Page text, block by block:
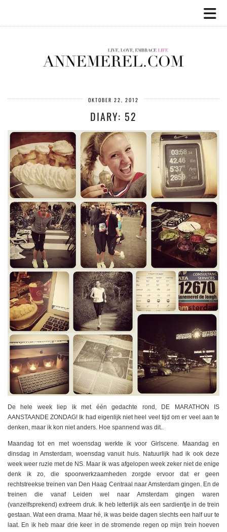
OKTOBER 22, 2012
DIARY: 52
De hele week liep ik met één gedachte rond, DE MARATHON IS
AANSTAANDE ZONDAG! Ik had eigenlijk niet heel veel tijd om er veel aan te
denken, maar ik kon niet anders. Hoe spannend was dit..
Maandag tot en met woensdag werkte ik voor Girlscene. Maandag en
dinsdag in Amsterdam, woensdag vanuit huis. Natuurlijk had ik ook deze
week weer ruzie met de NS. Maar ik was afgelopen week zeker niet de enige
denk ik zo, die spoorwerkzaamheden zorgde ervoor dat er geen
rechtstreekse treinen van Den Haag Centraal naar Amsterdam gingen. En de
treinen die vanaf Leiden wel naar Amsterdam gingen waren
(vanzelfsprekend) extreem druk. Ik heb letterlijk als een sardientje in de trein
gestaan. Wat een drama. Maar hé, ik was beide dagen slechts een half uur te
laat. En ik heb maar drie keer in de stromende regen op mijn trein hoeven